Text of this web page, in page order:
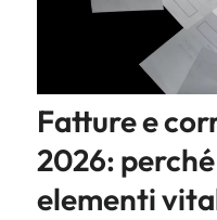
Fatture e
2026:
elementi